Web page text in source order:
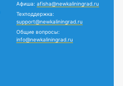
Афиша: afisha@newkaliningrad.ru
Техподдержка:
support@newkaliningrad.ru
Общие вопросы:
info@newkaliningrad.ru